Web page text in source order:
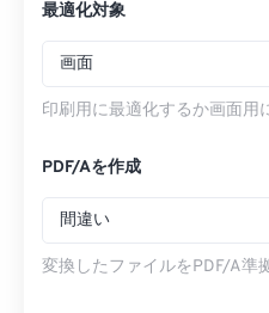
最適化対象
画面
印刷用に最適化するか画面用
PDF/Aを作成
間違い
変換したファイルをPDF/A準